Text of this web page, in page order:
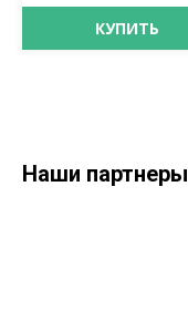
КУПИТЬ
Наши партнеры